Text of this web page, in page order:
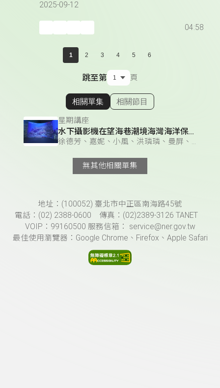
2025-09-12
04:58
1 2 3 4 5 6
跳至第 頁
顯示相關單集
相關單集 相關節目
星期講座
水下攝影機在望海巷潮境海灣海洋保育區的應用
徐德芳、嘉妮、小風、洪璘璘、曼屏、莊妤萱 & 徐德芳、小風、洪璘璘、曼屏、莊妤萱、雅柏（黃柏諺）
無其他相關單集
頁尾資訊地址：(100052) 臺北市中正區南海路45號
電話：(02) 2388-0600 傳真：(02)2389-3126 TANET
VOIP：99160500 服務信箱： service@ner.gov.tw
最佳使用瀏覽器：Google Chrome、Firefox、Apple Safari